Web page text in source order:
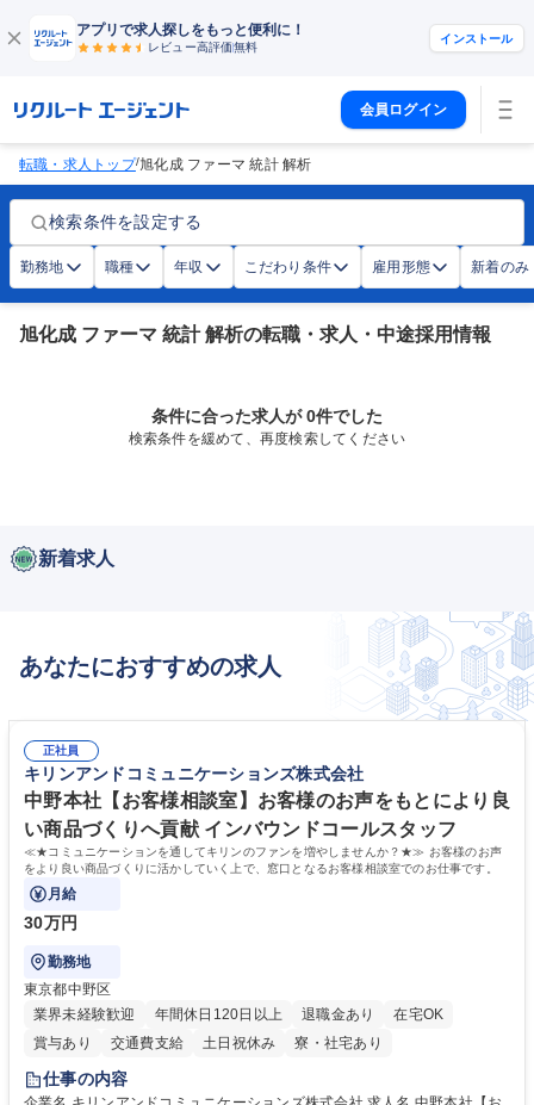
アプリで求人探しをもっと便利に！
レビュー高評価無料
インストール
会員ログイン
転職・求人トップ/旭化成 ファーマ 統計 解析
検索条件を設定する
勤務地 職種 年収 こだわり条件 雇用形態 新着のみ
旭化成 ファーマ 統計 解析の転職・求人・中途採用情報
条件に合った求人が 0件でした
検索条件を緩めて、再度検索してください
新着求人
あなたにおすすめの求人
正社員
キリンアンドコミュニケーションズ株式会社
中野本社【お客様相談室】お客様のお声をもとにより良
い商品づくりへ貢献 インバウンドコールスタッフ
≪★コミュニケーションを通してキリンのファンを増やしませんか？★≫ お客様のお声
をより良い商品づくりに活かしていく上で、窓口となるお客様相談室でのお仕事です。
月給
30万円
勤務地
東京都中野区
業界未経験歓迎
年間休日120日以上 退職金あり
在宅OK
賞与あり
交通費支給 土日祝休み 寮・社宅あり
仕事の内容